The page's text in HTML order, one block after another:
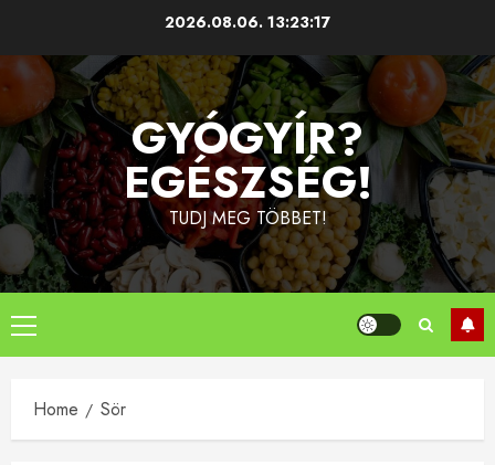
content
2026.08.06. 13:23:17
GYÓGYÍR?
EGÉSZSÉG!
TUDJ MEG TÖBBET!
Primary
Menu
Home Sör